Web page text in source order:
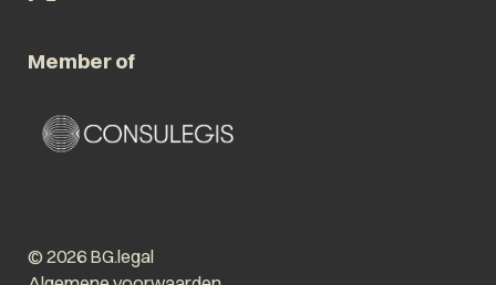
Member of
© 2026 BG.legal